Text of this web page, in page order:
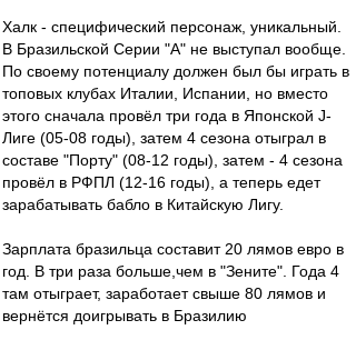
Халк - специфический персонаж, уникальный.
В Бразильской Серии "А" не выступал вообще.
По своему потенциалу должен был бы играть в
топовых клубах Италии, Испании, но вместо
этого сначала провёл три года в Японской J-
Лиге (05-08 годы), затем 4 сезона отыграл в
составе "Порту" (08-12 годы), затем - 4 сезона
провёл в РФПЛ (12-16 годы), а теперь едет
зарабатывать бабло в Китайскую Лигу.
Зарплата бразильца составит 20 лямов евро в
год. В три раза больше,чем в "Зените". Года 4
там отыграет, заработает свыше 80 лямов и
вернётся доигрывать в Бразилию